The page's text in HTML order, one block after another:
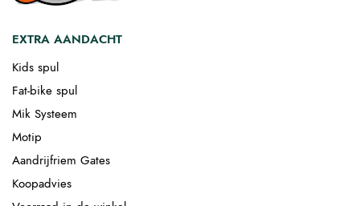
EXTRA AANDACHT
Kids spul
Fat-bike spul
Mik Systeem
Motip
Aandrijfriem Gates
Koopadvies